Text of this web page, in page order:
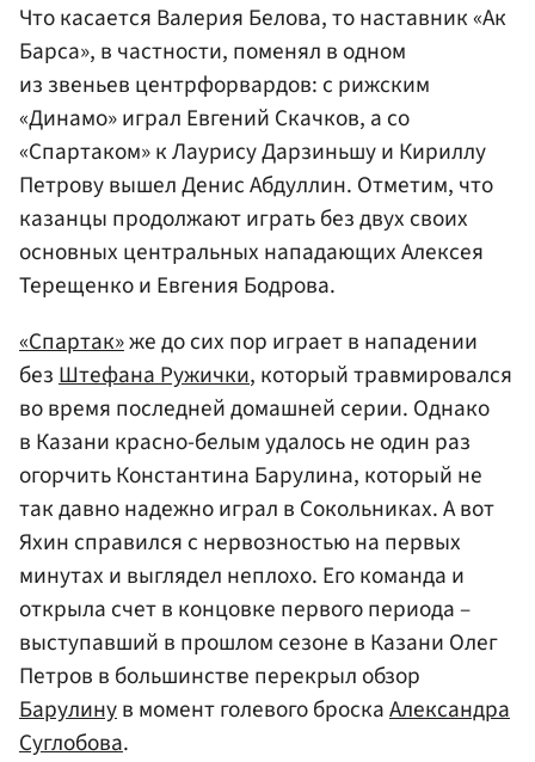
Что касается Валерия Белова, то наставник «Ак
Барса», в частности, поменял в одном
из звеньев центрфорвардов: с рижским
«Динамо» играл Евгений Скачков, а со
«Спартаком» к Лаурису Дарзиньшу и Кириллу
Петрову вышелДенис Абдуллин. Отметим, что
казанцы продолжают играть без двух своих
основных центральных нападающихАлексея
Терещенкои Евгения Бодрова.
«Спартак»же до сих пор играет в нападении
безШтефана Ружички, который травмировался
во время последней домашней серии. Однако
в Казани красно-белым удалось не один раз
огорчить Константина Барулина, который не
так давно надежно играл в Сокольниках. А вот
Яхин справился с нервозностью на первых
минутах и выглядел неплохо. Его команда и
открыла счет в концовке первого периода –
выступавший в прошлом сезоне в Казани Олег
Петров в большинстве перекрыл обзор
Барулинув момент голевого броскаАлександра
Суглобова.